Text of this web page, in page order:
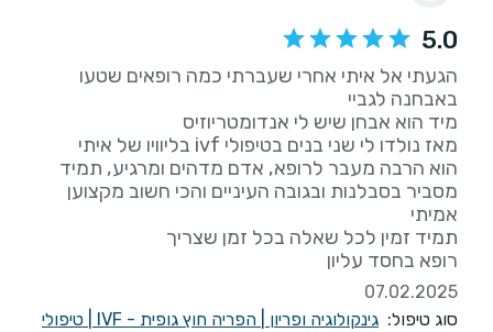
5.0
הגעתי אל איתי אחרי שעברתי כמה רופאים שטעו
הוא הרבה מעבר לרופא, אדם מדהים ומרגיע, תמיד
מסביר בסבלנות ובגובה העיניים והכי חשוב מקצוען
רופא בחסד עליון
07.02.2025
סוג טיפול: גינקולוגיה ופריון הפריה חוץ גופית - IVF
טיפולי